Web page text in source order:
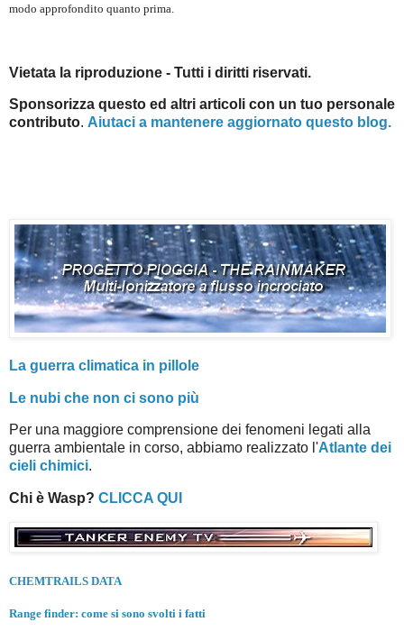
modo approfondito quanto prima.
Vietata la riproduzione - Tutti i diritti riservati.
Sponsorizza questo ed altri articoli con un tuo personale
contributo. Aiutaci a mantenere aggiornato questo blog.
La guerra climatica in pillole
Le nubi che non ci sono più
Per una maggiore comprensione dei fenomeni legati alla
guerra ambientale in corso, abbiamo realizzato l'Atlante dei
cieli chimici.
Chi è Wasp? CLICCA QUI
CHEMTRAILS DATA
Range finder: come si sono svolti i fatti